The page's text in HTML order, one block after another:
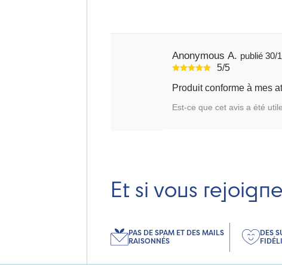
Anonymous A.
5/5
Produit conforme à mes
Est-ce que cet avis a été
Et si vous
PAS DE SPAM ET DES MAILS
RAISONNÉS
DES